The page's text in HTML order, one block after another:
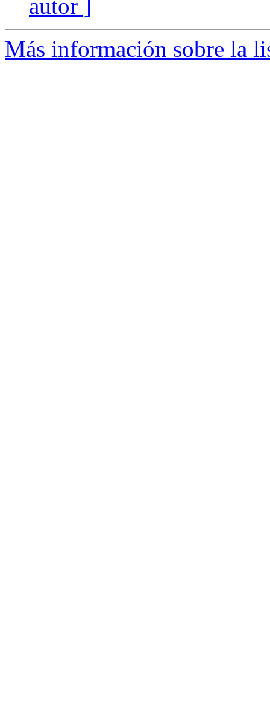
autor ]
Más información sobre la